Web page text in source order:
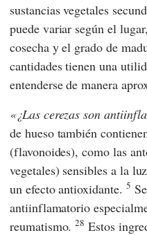
sustancias vegetales
puede variar según el
cosecha y el grado de
cantidades tienen una
entenderse de manera
¿Las cerezas son
de hueso también
(flavonoides), como las
vegetales) sensibles a la
un efecto antioxidante. 5
antiinflamatorio
reumatismo.28 Estos